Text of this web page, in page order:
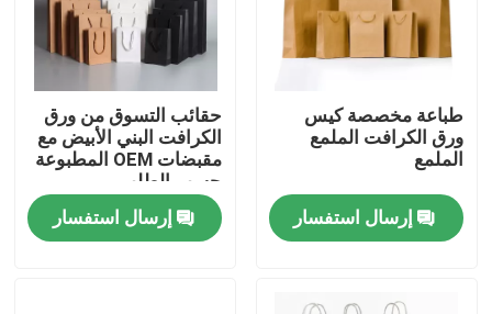
منزل
المنتجات
طباعة مخصصة كيس
ورق الكرافت الملمع
الملمع
إرسال استفسار
حقائب التسوق من ورق
الكرافت البني الأبيض مع
مقبضات OEM المطبوعة
حسب الطلب
إرسال استفسار